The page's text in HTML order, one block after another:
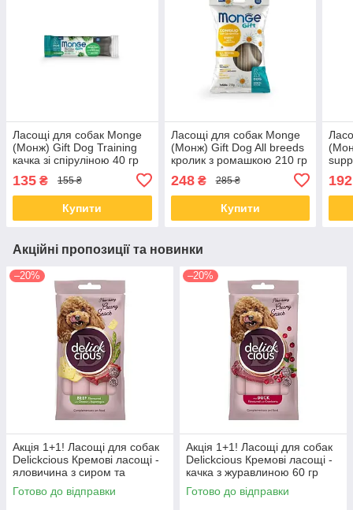
Ласощі для собак Monge
(Монж) Gift Dog Training
качка зі спіруліною 40 гр
135 ₴ 155 ₴
Купити
Ласощі для собак Monge
(Монж) Gift Dog All breeds
кролик з ромашкою 210 гр
248₴ 285 ₴
Купити
192
Акційні пропозиції та новинки
–20%
Акція 1+1! Ласощі для собак
Delickcious Кремові ласощі -
яловичина з сиром та
спаржею 60 гр
Готово до відправки
–20%
Акція 1+1! Ласощі для собак
Delickcious Кремові ласощі -
качка з журавлиною 60 гр
Готово до відправки